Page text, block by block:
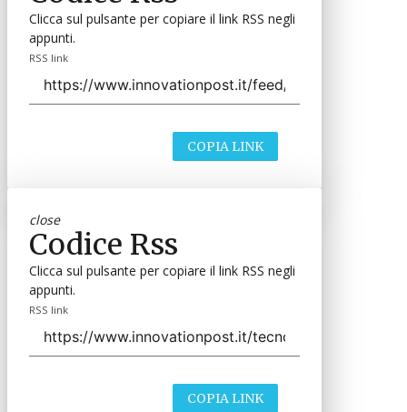
Clicca sul pulsante per copiare il link RSS negli
appunti.
RSS link
COPIA LINK
close
Codice Rss
Clicca sul pulsante per copiare il link RSS negli
appunti.
RSS link
COPIA LINK